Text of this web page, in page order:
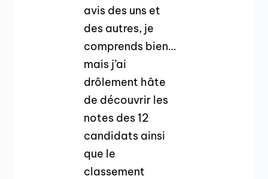
avis des uns et
des autres, je
comprends bien…
mais j’ai
drôlement hâte
de découvrir les
notes des 12
candidats ainsi
que le
classement